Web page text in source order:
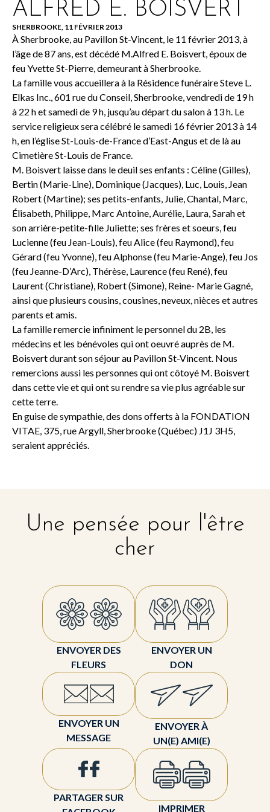
ALFRED E. BOISVERT
SHERBROOKE, 11 FÉVRIER 2013
À Sherbrooke, au Pavillon St-Vincent, le 11 février 2013, à
l’âge de 87 ans, est décédé M.Alfred E. Boisvert, époux de
feu Yvette St-Pierre, demeurant à Sherbrooke.
La famille vous accueillera à la Résidence funéraire Steve L.
Elkas Inc., 601 rue du Conseil, Sherbrooke, vendredi de 19 h
à 22 h et samedi de 9 h, jusqu’au départ du salon à 13 h. Le
service religieux sera célébré le samedi 16 février 2013 à 14
h, en l’église St-Louis-de-France d’East-Angus et de là au
Cimetière St-Louis de France.
M. Boisvert laisse dans le deuil ses enfants : Céline (Gilles),
Bertin (Marie-Line), Dominique (Jacques), Luc, Louis, Jean
Robert (Martine); ses petits-enfants, Julie, Chantal, Marc,
Élisabeth, Philippe, Marc Antoine, Aurélie, Laura, Sarah et
son arrière-petite-fille Juliette; ses frères et soeurs, feu
Lucienne (feu Jean-Louis), feu Alice (feu Raymond), feu
Gérard (feu Yvonne), feu Alphonse (feu Marie-Ange), feu Jos
(feu Jeanne-D’Arc), Thérèse, Laurence (feu René), feu
Laurent (Christiane), Robert (Simone), Reine- Marie Gagné,
ainsi que plusieurs cousins, cousines, neveux, nièces et autres
parents et amis.
La famille remercie infiniment le personnel du 2B, les
médecins et les bénévoles qui ont oeuvré auprès de M.
Boisvert durant son séjour au Pavillon St-Vincent. Nous
remercions aussi les personnes qui ont côtoyé M. Boisvert
dans cette vie et qui ont su rendre sa vie plus agréable sur
cette terre.
En guise de sympathie, des dons offerts à la FONDATION
VITAE, 375, rue Argyll, Sherbrooke (Québec) J1J 3H5,
seraient appréciés.
Une pensée pour l'être
cher
ENVOYER DES
FLEURS
ENVOYER UN
DON
ENVOYER UN
MESSAGE
ENVOYER À
UN(E) AMI(E)
PARTAGER SUR
IMPRIMER